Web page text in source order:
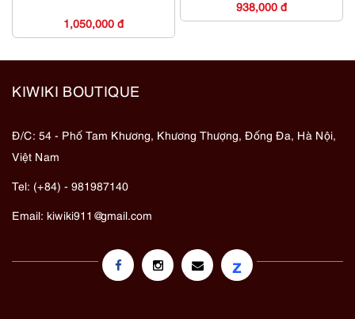
1,050,000 đ
938,000 đ
KIWIKI BOUTIQUE
Đ/C: 54 - Phố Tam Khương, Khương Thượng, Đống Đa, Hà Nội,
Việt Nam
Tel: (+84) - 981987140
Email: kiwiki911@gmail.com
z